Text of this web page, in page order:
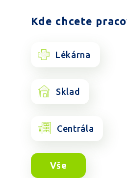
Kde chcete
Lékárna
Sklad
Centrála
Vše